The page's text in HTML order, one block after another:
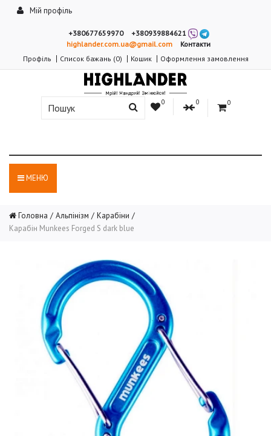
Мій профіль
+380677659970
+380939884621
highlander.com.ua@gmail.com
Контакти
Профіль
Список бажань (0) Кошик Оформлення замовлення
0 0 0
МЕНЮ
Головна Альпінізм
Карабіни
Карабін Munkees Forged S dark blue